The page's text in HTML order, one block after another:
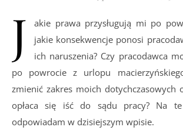
J
akie prawa przysługują mi po
jakie konsekwencje ponosi
ich naruszenia? Czy pracodawca
po powrocie z urlopu
zmienić zakres moich dotychczasowych
opłaca się iść do sądu pracy? Na
odpowiadam w dzisiejszym wpisie.